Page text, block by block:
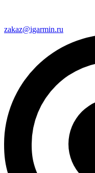
zakaz@igarmin.ru